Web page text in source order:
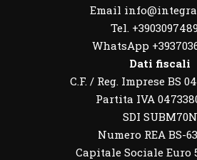
Email
Tel.
WhatsApp
Dati fiscali
C.F. / Reg. Imprese BS
Partita IVA
SDI SUBM70N
Numero REA BS-
Capitale Sociale Euro